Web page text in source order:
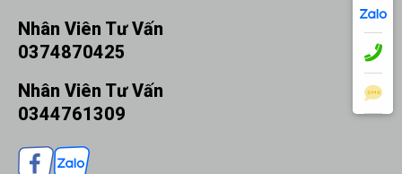
Nhân Viên Tư Vấn
0374870425
Nhân Viên Tư Vấn
0344761309